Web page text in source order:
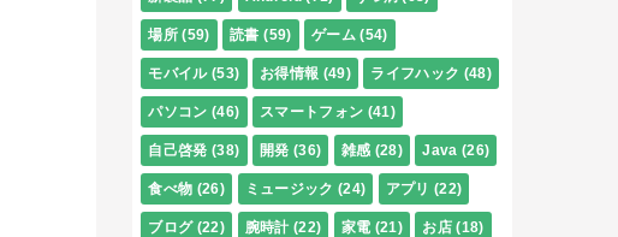
場所 (59) 読書 (59) ゲーム (54)
モバイル (53) お得情報 (49) ライフハック (48)
パソコン (46) スマートフォン (41)
自己啓発 (38) 開発 (36) 雑感 (28) Java (26)
食べ物 (26) ミュージック (24) アプリ (22)
ブログ (22) 腕時計 (22) 家電 (21) お店 (18)